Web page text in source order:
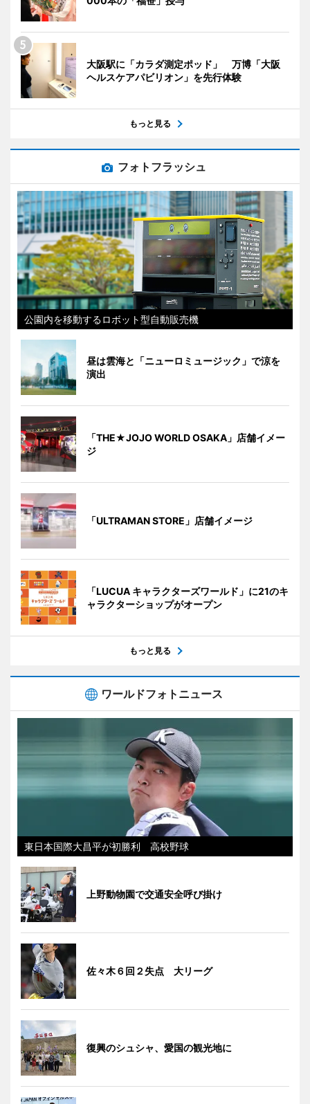
大阪駅に「カラダ測定ポッド」 万博「大阪
ヘルスケアパビリオン」を先行体験
もっと見る
フォトフラッシュ
公園内を移動するロボット型自動販売機
昼は雲海と「ニューロミュージック」で涼を
演出
「THE★JOJO WORLD OSAKA」店舗イメー
ジ
「ULTRAMAN STORE」店舗イメージ
「LUCUA キャラクターズワールド」に21のキ
ャラクターショップがオープン
もっと見る
ワールドフォトニュース
東日本国際大昌平が初勝利 高校野球
上野動物園で交通安全呼び掛け
佐々木６回２失点 大リーグ
復興のシュシャ、愛国の観光地に